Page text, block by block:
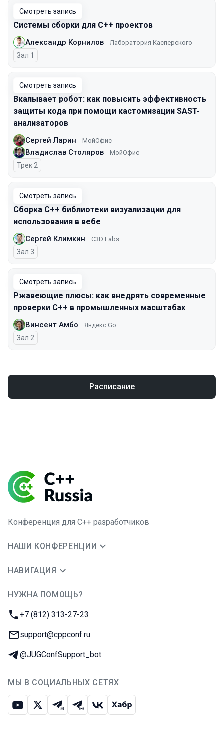
Смотреть запись
Системы сборки для C++ проектов
Александр Корнилов Лаборатория Касперского
Зал 1
Смотреть запись
Вкалывает робот: как повысить эффективность
защиты кода при помощи кастомизации SAST-
анализаторов
Сергей Ларин МойОфис
Владислав Столяров МойОфис
Трек 2
Смотреть запись
Сборка C++ библиотеки визуализации для
использования в вебе
Сергей Климкин C3D Labs
Зал 3
Смотреть запись
Ржавеющие плюсы: как внедрять современные
проверки С++ в промышленных масштабах
Винсент Амбо Яндекс Go
Зал 2
Расписание
Конференция для C++ разработчиков
НАШИ КОНФЕРЕНЦИИ
НАВИГАЦИЯ
НУЖНА ПОМОЩЬ?
Телефон:
+7 (812) 313-27-23
E-mail:
support@cppconf.ru
Телеграм:
@JUGConfSupport_bot
МЫ В СОЦИАЛЬНЫХ СЕТЯХ
ЮтубИкс Телеграм-чат
Телеграм-канал
ВКонтакте
Хабр